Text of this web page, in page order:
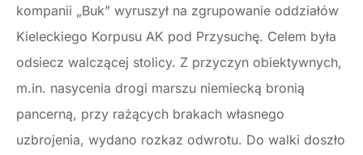
kompanii „Buk” wyruszył na zgrupowanie oddziałów
Kieleckiego Korpusu AK pod Przysuchę. Celem była
odsiecz walczącej stolicy. Z przyczyn obiektywnych,
m.in. nasycenia drogi marszu niemiecką bronią
pancerną, przy rażących brakach własnego
uzbrojenia, wydano rozkaz odwrotu. Do walki doszło